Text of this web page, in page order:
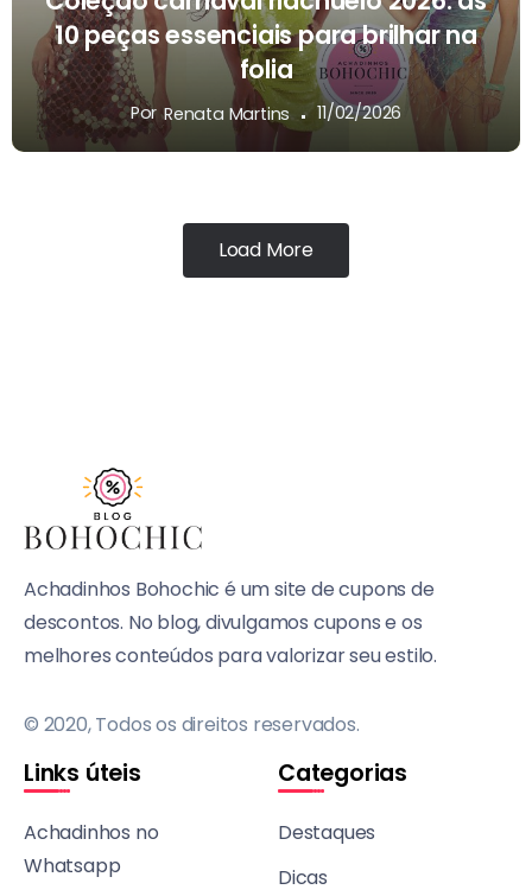
10 peças essenciais para brilhar na
folia
Por Renata Martins 11/02/2026
Load More
Achadinhos Bohochic é um site de cupons de
descontos. No blog, divulgamos cupons e os
melhores conteúdos para valorizar seu estilo.
© 2020, Todos os direitos reservados.
Links úteis
Achadinhos no
Whatsapp
Categorias
Destaques
Dicas